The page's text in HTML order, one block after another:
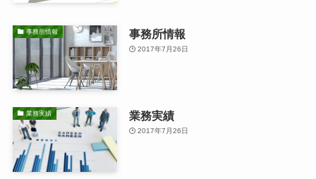
事務所情報 事務所情報
2017年7月26日
業務実績 業務実績
2017年7月26日